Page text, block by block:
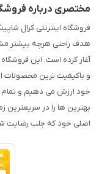
مختصری درباره
فروشگاه اینترنتی کرال
هدف راحتی هرچه بیشتر
آغار کرده است. این
و باکیفیت ترین محصولات
خود ارزش می دهیم و تمام
بهترین ها را در
اصلی خود که جلب رضایت